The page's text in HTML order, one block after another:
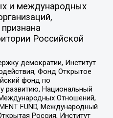
и международных
Российской
демократии, Институт
Фонд Открытое
фонд по
развитию, Национальный
Отношений,
FUND, Международный
Россия, Институт